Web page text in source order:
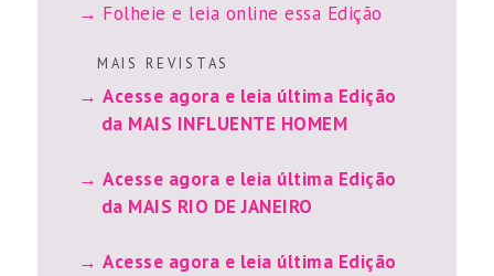
Folheie e leia online essa Edição
M A I S R E V I S T A S
Acesse agora e leia última Edição
da MAIS INFLUENTE HOMEM
Acesse agora e leia última Edição
da MAIS RIO DE JANEIRO
Acesse agora e leia última Edição